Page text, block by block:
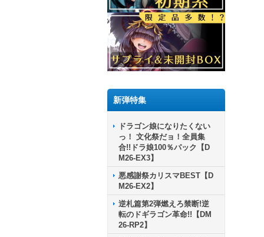
新弾特集
ドラゴン娘になりたくない
っ！ 文化祭だョ！全員集
合!!ドラ娘100％パック【D
M26-EX3】
悪感謝祭カリスマBEST【D
M26-EX2】
逆札篇第2弾燃えろ禁断!逆
転のドギラゴン革命!!【DM
26-RP2】